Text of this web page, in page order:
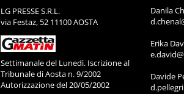
LG PRESSE S.R.L.
via Festaz, 52 11100 AOSTA
Settimanale del Lunedì. Iscrizione al
Tribunale di Aosta n. 9/2002
Autorizzazione del 20/05/2002
Danila
Erika
Davide